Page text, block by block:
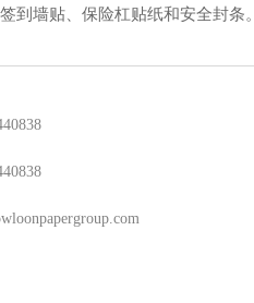
到墙贴、保险杠贴纸和安全封条。